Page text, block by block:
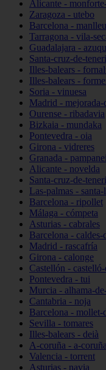
Alicante -
Zaragoza - utebo
Barcelona - manlleu
Tarragona - vila-
Guadalajara -
Santa-cruz-de-
Illes-balears -
Illes-balears -
Soria - vinuesa
Madrid - mejorada-
Ourense - ribadavia
Bizkaia - mundaka
Pontevedra - oia
Girona - vidreres
Granada -
Alicante - novelda
Santa-cruz-de-
Las-palmas -
Barcelona - ripollet
Málaga - cómpeta
Asturias - cabrales
Barcelona - caldes-
Madrid - rascafría
Girona - calonge
Castellón -
Pontevedra - tui
Murcia - alhama-
Cantabria - noja
Barcelona - mollet-
Sevilla - tomares
Illes-balears - deià
A-coruña - a-coruña
Valencia - torrent
Asturias - navia